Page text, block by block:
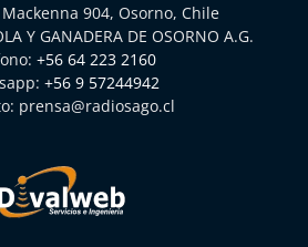
904, Osorno, Chile
Y GANADERA DE OSORNO A.G.
+56 64 223 2160
+56 9 57244942
prensa@radiosago.cl